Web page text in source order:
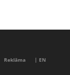
Reklāma | EN